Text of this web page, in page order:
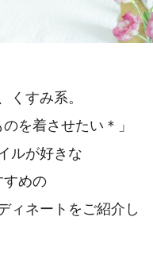
くすみ系。
を着させたい＊」
ルが好きな
すめの
ィネートをご紹介し